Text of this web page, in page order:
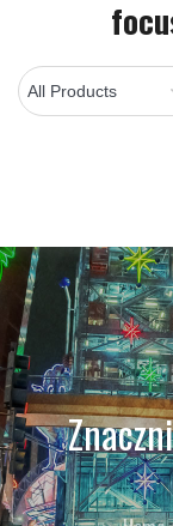
content